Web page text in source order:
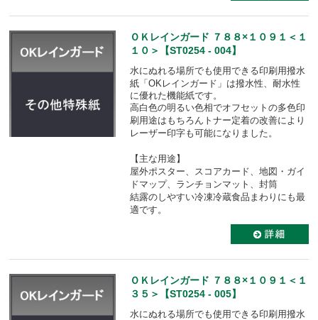
ＯＫレインガード ７８８×１０９１＜１
１０＞【ST0254 - 004】
水にぬれる場所でも使用できる印刷用撥水
紙「OKレインガード」は撥水性、耐水性
に優れた機能紙です。
高白色の明るい色相でオフセットの多色印
刷用途はもちろんトナー定着の改善により
レーザー印字も可能になりました。
【主な用途】
屋外ポスター、スコアカード、地図・ガイ
ドマップ、ランチョンマット、封筒
結露のしやすい冷凍冷蔵食品まわりにも最
適です。
ＯＫレインガード ７８８×１０９１＜１
３５＞【ST0254 - 005】
水にぬれる場所でも使用できる印刷用撥水